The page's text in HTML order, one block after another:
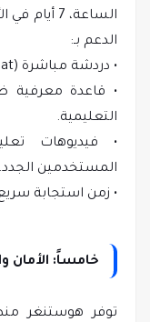
الساعة، 7
الدعم بـ:
• دردشة مباشرة (Live Chat) متاحة 24/7 بلغات متعددة.
• قاعدة معرفية
التعليمية.
• فيديوهات
المستخدمين الجدد.
• زمن استجابة
خامساً: الأمان
توفر هوستنغر